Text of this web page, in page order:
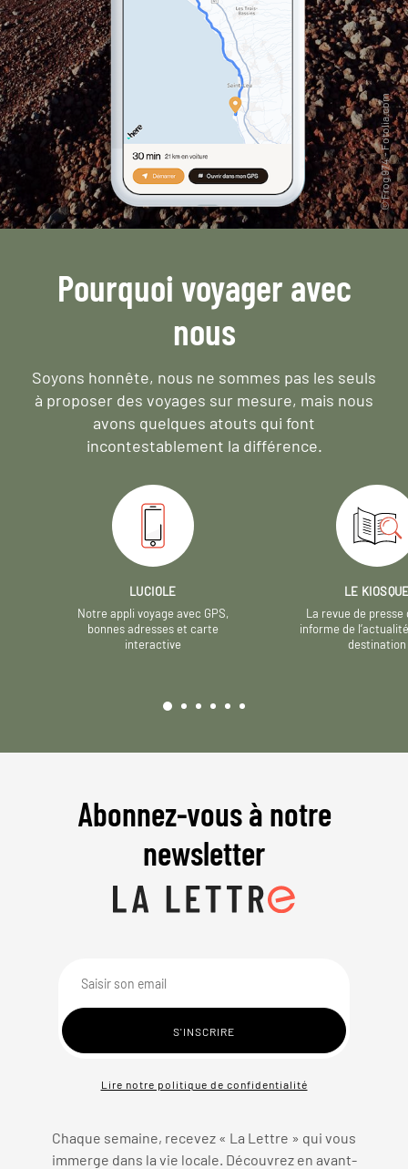
Pourquoi voyager avec
nous
Soyons honnête, nous ne sommes pas les seuls
à proposer des voyages sur mesure, mais nous
avons quelques atouts qui font
incontestablement la différence.
LUCIOLE
Notre appli voyage avec GPS,
bonnes adresses et carte
interactive
LE
La revue de presse
informe de
destination
Abonnez-vous à notre
newsletter
Lire notre politique de confidentialité
Chaque semaine, recevez « La Lettre » qui vous
immerge dans la vie locale. Découvrez en avant-